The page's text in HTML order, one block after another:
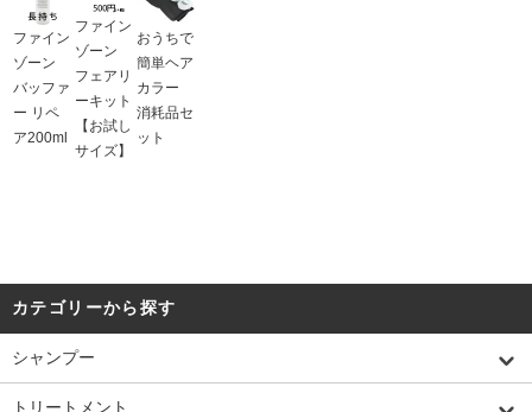
ファイン
ゾーン
バッファ
ー リペ
ア200ml
ファイン
ゾーン
フェアリ
ーキット
【お試し
サイズ】
おうちで
簡単ヘア
カラー
消耗品セ
ット
カテゴリーから探す
シャンプー
トリートメント